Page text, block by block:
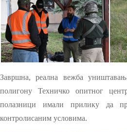
Завршна, реална вежба
полигону Техничко опитног
полазници имали прилику да
контролисаним условима.